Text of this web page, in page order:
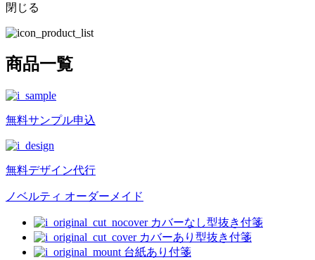
閉じる
商品一覧
無料サンプル申込
無料デザイン代行
ノベルティ オーダーメイド
カバーなし型抜き付箋
カバーあり型抜き付箋
台紙あり付箋